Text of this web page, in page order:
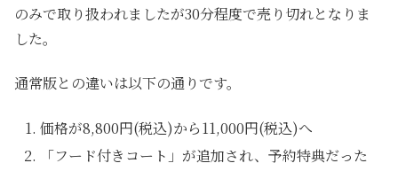
のみで取り扱われましたが30分程度で売り切れとなりま
した。
通常版との違いは以下の通りです。
価格が8,800円(税込)から11,000円(税込)へ
「フード付きコート」が追加され、予約特典だった